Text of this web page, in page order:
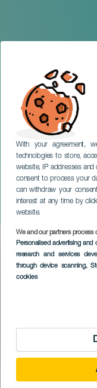
With your agreement,
technologies to store,
website, IP addresses
consent to process your
can withdraw your
interest at any time by
website.
We and our partners process
Personalised advertising
research and services
through device scanning,
cookies
Los
TENERIFE
Imagen
Listado